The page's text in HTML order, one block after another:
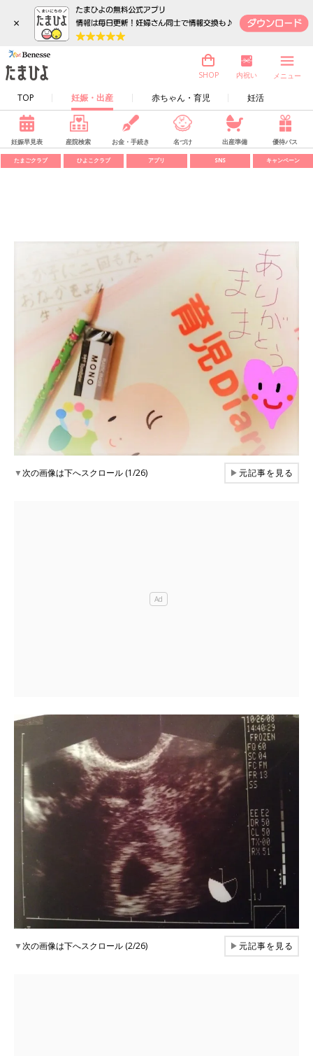
×
TOP 妊娠・出産 赤ちゃん・育児 妊活
SHOP 内祝い メニュー
妊娠早見表 産院検索 お金・手続き 名づけ 出産準備 優待パス
たまごクラブ ひよこクラブ アプリ SNS キャンペーン
▼次の画像は下へスクロール (1/26) ▶元記事を見る
▼次の画像は下へスクロール (2/26) ▶元記事を見る